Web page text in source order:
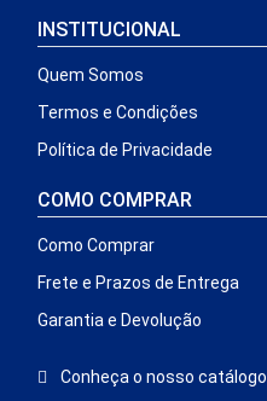
INSTITUCIONAL
Quem Somos
Termos e Condições
Política de Privacidade
COMO COMPRAR
Como Comprar
Frete e Prazos de Entrega
Garantia e Devolução
Conheça o nosso catálogo